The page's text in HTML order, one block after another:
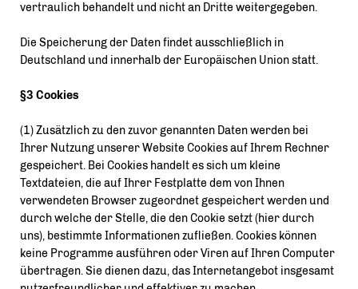
vertraulich behandelt und nicht an Dritte weitergegeben.
Die Speicherung der Daten findet ausschließlich in
Deutschland und innerhalb der Europäischen Union statt.
§3 Cookies
(1) Zusätzlich zu den zuvor genannten Daten werden bei
Ihrer Nutzung unserer Website Cookies auf Ihrem Rechner
gespeichert. Bei Cookies handelt es sich um kleine
Textdateien, die auf Ihrer Festplatte dem von Ihnen
verwendeten Browser zugeordnet gespeichert werden und
durch welche der Stelle, die den Cookie setzt (hier durch
uns), bestimmte Informationen zufließen. Cookies können
keine Programme ausführen oder Viren auf Ihren Computer
übertragen. Sie dienen dazu, das Internetangebot insgesamt